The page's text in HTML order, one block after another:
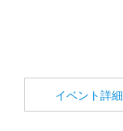
イベント詳細